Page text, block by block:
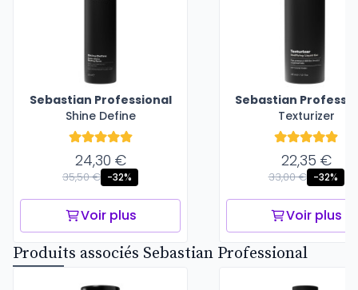
Sebastian Professional
Shine Define
24,30 €
35,50 € -32%
Voir plus
Sebastian
Texturizer
22,35 €
33,00 € -32%
Voir plus
Produits associés Sebastian Professional